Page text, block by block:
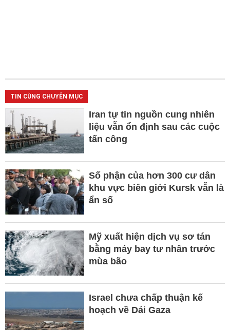
TIN CÙNG CHUYÊN MỤC
Iran tự tin nguồn cung nhiên
liệu vẫn ổn định sau các cuộc
tấn công
Số phận của hơn 300 cư dân
khu vực biên giới Kursk vẫn là
ẩn số
Mỹ xuất hiện dịch vụ sơ tán
bằng máy bay tư nhân trước
mùa bão
Israel chưa chấp thuận kế
hoạch về Dải Gaza